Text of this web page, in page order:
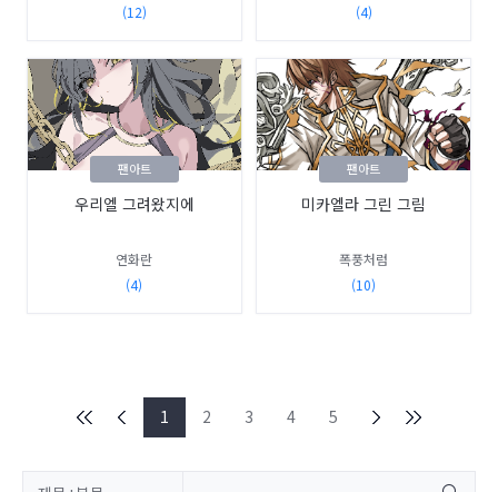
(12)
(4)
우리엘 그려왔지에
연화란
(4)
팬아트
미카엘라 그린 그림
폭풍처럼
(10)
팬아트
1 2 3 4 5